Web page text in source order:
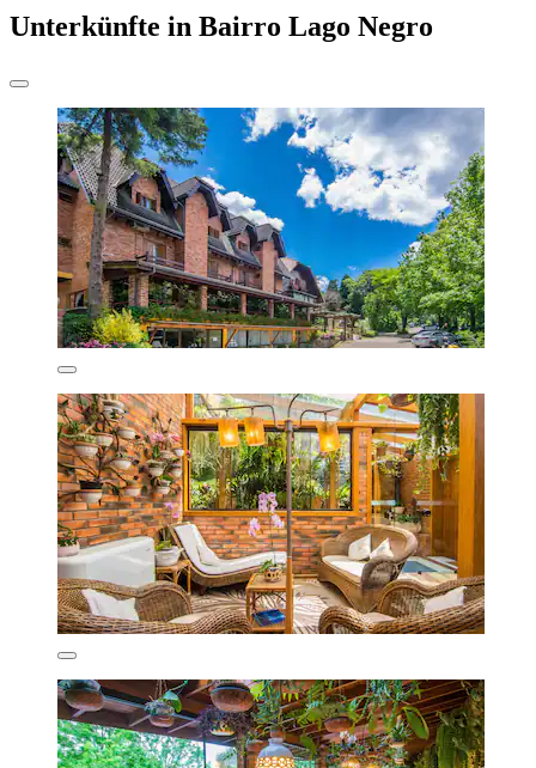
Unterkünfte in Bairro Lago Negro